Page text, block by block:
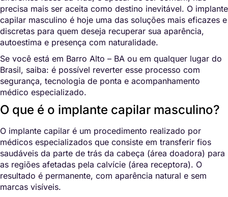
precisa mais ser aceita como destino inevitável. O implante
capilar masculino é hoje uma das soluções mais eficazes e
discretas para quem deseja recuperar sua aparência,
autoestima e presença com naturalidade.
Se você está em Barro Alto – BA ou em qualquer lugar do
Brasil, saiba: é possível reverter esse processo com
segurança, tecnologia de ponta e acompanhamento
médico especializado.
O que é o implante capilar masculino?
O implante capilar é um procedimento realizado por
médicos especializados que consiste em transferir fios
saudáveis da parte de trás da cabeça (área doadora) para
as regiões afetadas pela calvície (área receptora). O
resultado é permanente, com aparência natural e sem
marcas visíveis.